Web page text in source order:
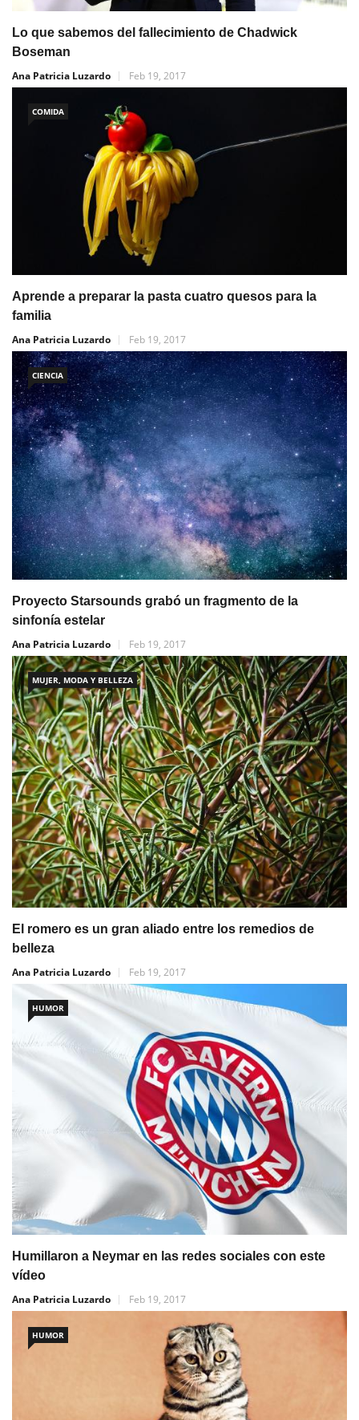
Lo que sabemos del fallecimiento de Chadwick
Boseman
Ana Patricia Luzardo
Feb 19, 2017
COMIDA
Aprende a preparar la pasta cuatro quesos para la
familia
Ana Patricia Luzardo
Feb 19, 2017
CIENCIA
Proyecto Starsounds grabó un fragmento de la
sinfonía estelar
Ana Patricia Luzardo
Feb 19, 2017
MUJER, MODA Y BELLEZA
El romero es un gran aliado entre los remedios de
belleza
Ana Patricia Luzardo
Feb 19, 2017
HUMOR
Humillaron a Neymar en las redes sociales con este
vídeo
Ana Patricia Luzardo
Feb 19, 2017
HUMOR